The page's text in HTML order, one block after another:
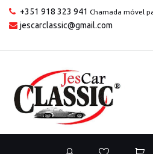
+351 918 323 941 Chamada móvel
jescarclassic@gmail.com